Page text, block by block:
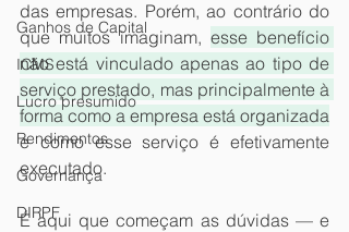
Ganhos de Capital
ICMS
Lucro presumido
Rendimentos
Governança
DIRPF
das empresas. Porém, ao contrário do
que muitos imaginam, esse benefício
não está vinculado apenas ao tipo de
serviço prestado, mas principalmente à
forma como a empresa está organizada
e como esse serviço é efetivamente
executado.
É aqui que começam as dúvidas — e